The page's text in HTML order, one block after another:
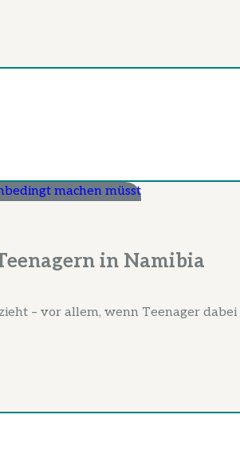
in Namibia
– vor allem, wenn Teenager dabei